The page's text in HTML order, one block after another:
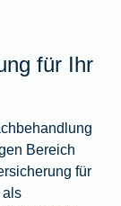
für Ihr
Bereich
für
als